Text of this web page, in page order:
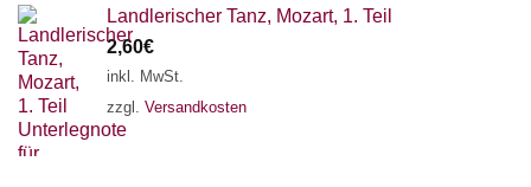
Landlerischer Tanz, Mozart, 1. Teil
2,60€
inkl. MwSt.
zzgl. Versandkosten